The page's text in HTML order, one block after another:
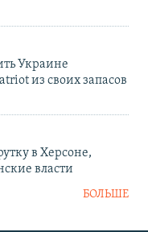
Украине
из своих запасов
в Херсоне,
власти
БОЛЬШЕ